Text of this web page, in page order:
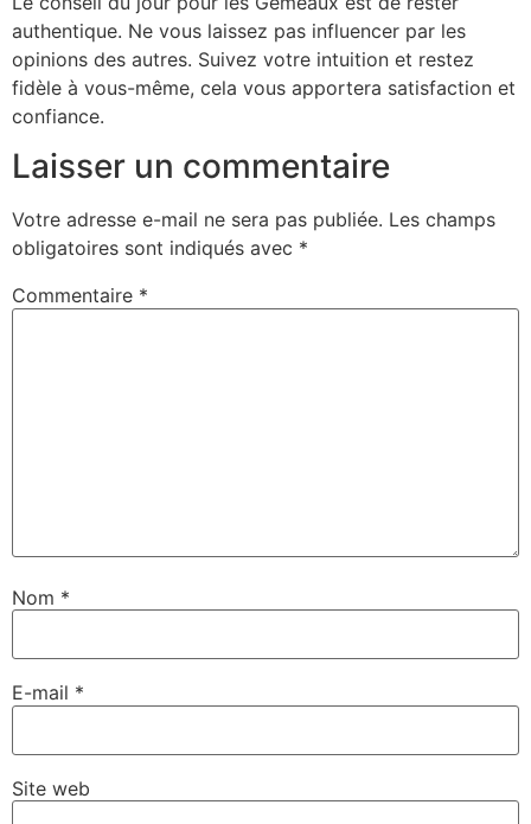
authentique. Ne vous laissez pas influencer par les
opinions des autres. Suivez votre intuition et restez
fidèle à vous-même, cela vous apportera satisfaction et
confiance.
Laisser un commentaire
Votre adresse e-mail ne sera pas publiée. Les champs
obligatoires sont indiqués avec *
Commentaire *
Nom *
E-mail *
Site web